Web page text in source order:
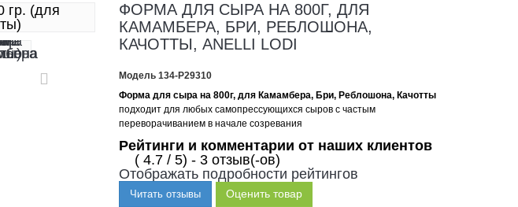
ФОРМА ДЛЯ СЫРА НА 800Г, ДЛЯ
КАМАМБЕРА, БРИ, РЕБЛОШОНА,
КАЧОТТЫ, ANELLI LODI
Модель 134-P29310
Форма для сыра на 800г, для Камамбера, Бри, Реблошона, Качотты
подходит для любых самопрессующихся сыров с частым
переворачиванием в начале созревания
Рейтинги и комментарии от наших клиентов
( 4.7 / 5) - 3 отзыв(-ов)
Отображать подробности рейтингов
Читать отзывы Оценить товар